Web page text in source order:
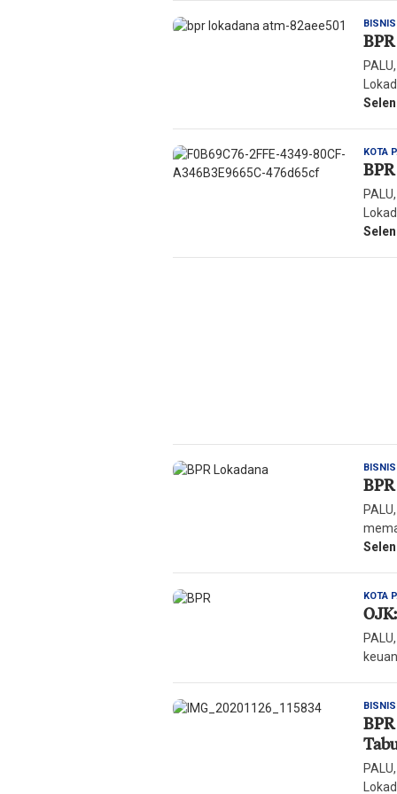
BISNIS
KOTA
BISNIS
KOTA
BISNIS